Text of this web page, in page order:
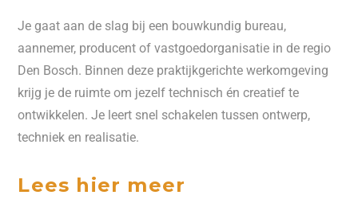
Je gaat aan de slag bij een bouwkundig bureau,
aannemer, producent of vastgoedorganisatie in de regio
Den Bosch. Binnen deze praktijkgerichte werkomgeving
krijg je de ruimte om jezelf technisch én creatief te
ontwikkelen. Je leert snel schakelen tussen ontwerp,
techniek en realisatie.
Lees hier meer